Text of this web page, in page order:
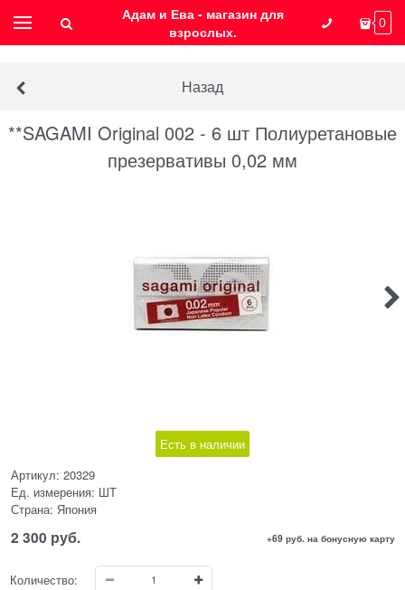
Адам и Ева - магазин для
взрослых.
0
Назад
**SAGAMI Original 002 - 6 шт Полиуретановые
презервативы 0,02 мм
Есть в наличии
Артикул: 20329
Ед. измерения: ШТ
Страна: Япония
2 300 руб. +69 руб. на бонусную карту
Количество: